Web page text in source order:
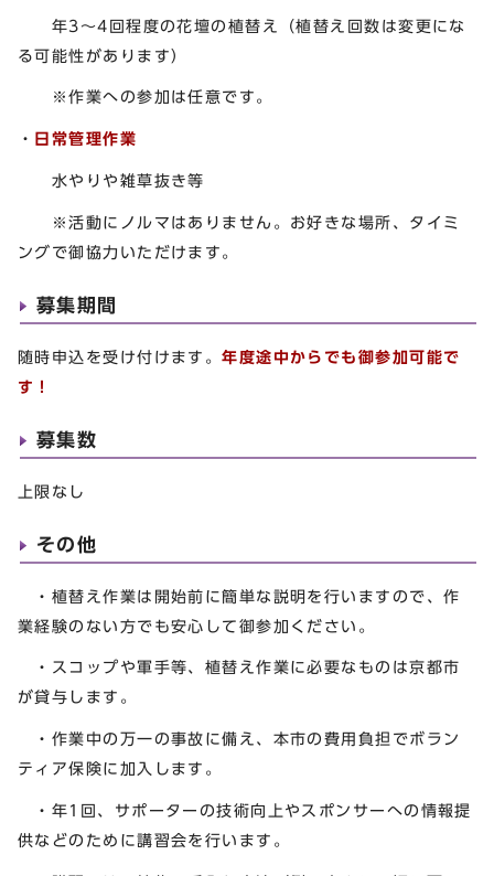
年3～4回程度の花壇の植替え（植替え回数は変更にな
る可能性があります）
※作業への参加は任意です。
・ 日常管理作業
水やりや雑草抜き等
※活動にノルマはありません。お好きな場所、タイミ
ングで御協力いただけます。
募集期間
随時申込を受け付けます。年度途中からでも御参加可能で
す！
募集数
上限なし
その他
・植替え作業は開始前に簡単な説明を行いますので、作
業経験のない方でも安心して御参加ください。
・スコップや軍手等、植替え作業に必要なものは京都市
が貸与します。
・作業中の万一の事故に備え、本市の費用負担でボラン
ティア保険に加入します。
・年1回、サポーターの技術向上やスポンサーへの情報提
供などのために講習会を行います。